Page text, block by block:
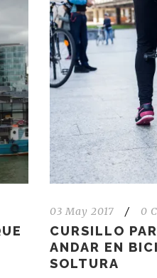
03 May 2017 / 0
CURSILLO
ANDAR EN
SOLTURA